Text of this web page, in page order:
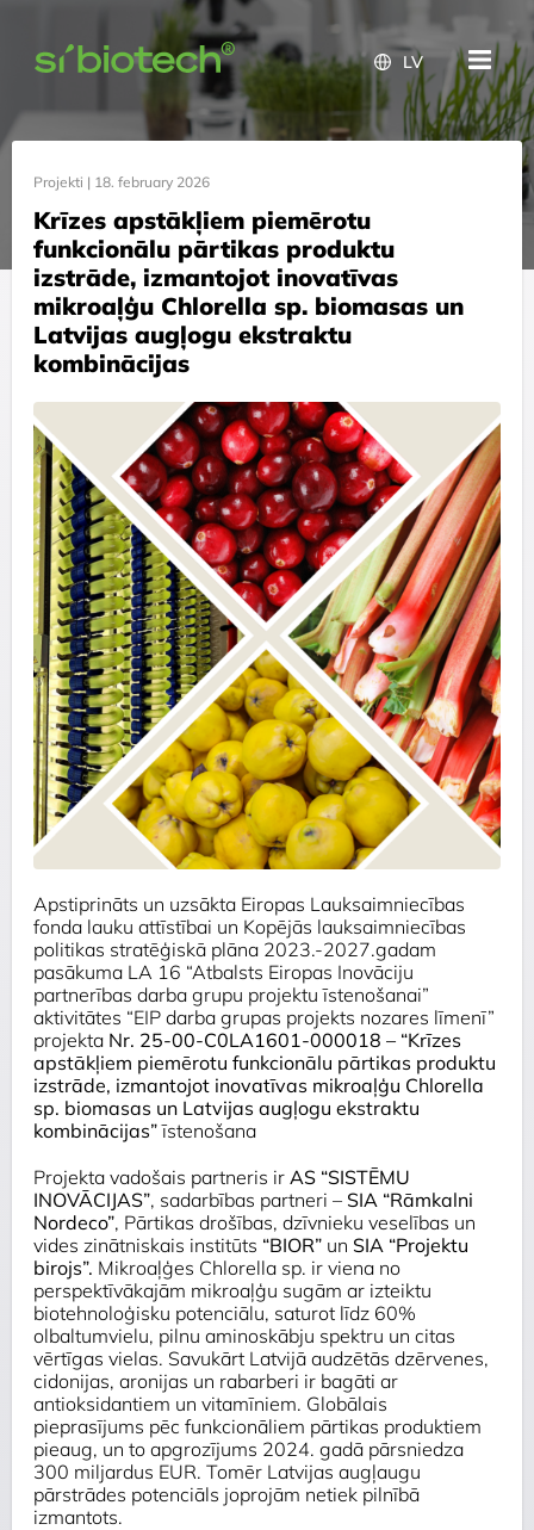
LV
Projekti | 18. february 2026
Krīzes apstākļiem piemērotu
funkcionālu pārtikas produktu
izstrāde, izmantojot inovatīvas
mikroaļģu Chlorella sp. biomasas un
Latvijas augļogu ekstraktu
kombinācijas
Apstiprināts un uzsākta Eiropas Lauksaimniecības
fonda lauku attīstībai un Kopējās lauksaimniecības
politikas stratēģiskā plāna 2023.-2027.gadam
pasākuma LA 16 “Atbalsts Eiropas Inovāciju
partnerības darba grupu projektu īstenošanai”
aktivitātes “EIP darba grupas projekts nozares līmenī”
projekta Nr. 25-00-C0LA1601-000018 – “Krīzes
apstākļiem piemērotu funkcionālu pārtikas produktu
izstrāde, izmantojot inovatīvas mikroaļģu Chlorella
sp. biomasas un Latvijas augļogu ekstraktu
kombinācijas”īstenošana
Projekta vadošais partneris ir AS “SISTĒMU
INOVĀCIJAS”, sadarbības partneri – SIA “Rāmkalni
Nordeco”, Pārtikas drošības, dzīvnieku veselības un
vides zinātniskais institūts “BIOR” un SIA “Projektu
birojs”. Mikroaļģes Chlorella sp. ir viena no
perspektīvākajām mikroaļģu sugām ar izteiktu
biotehnoloģisku potenciālu, saturot līdz 60%
olbaltumvielu, pilnu aminoskābju spektru un citas
vērtīgas vielas. Savukārt Latvijā audzētās dzērvenes,
cidonijas, aronijas un rabarberi ir bagāti ar
antioksidantiem un vitamīniem. Globālais
pieprasījums pēc funkcionāliem pārtikas produktiem
pieaug, un to apgrozījums 2024. gadā pārsniedza
300 miljardus EUR. Tomēr Latvijas augļaugu
pārstrādes potenciāls joprojām netiek pilnībā
izmantots.